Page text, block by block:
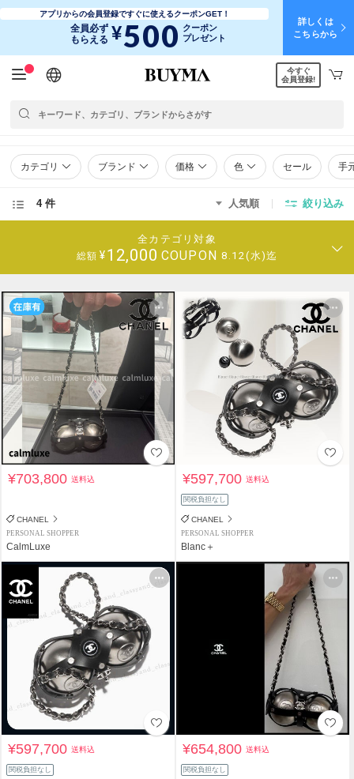
アプリからの会員登録ですぐに使えるクーポンGET！
全員必ず
もらえる ¥500 クーポン
プレゼント
詳しくは
こちらから
日本語
English
简体中文
繁體中文
今すぐ
会員登録!
カテゴリ ブランド 価格 色 セール 手
4 件 人気順 絞り込み
全カテゴリ対象
総額 ¥12,000 COUPON 8.12(水)迄
¥703,800送料込
CHANEL
PERSONAL SHOPPER
CalmLuxe
¥597,700送料込
関税負担なし
CHANEL
PERSONAL SHOPPER
Blanc＋
¥597,700送料込
関税負担なし
¥654,800送料込
関税負担なし